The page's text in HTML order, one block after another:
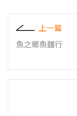
上一篇
魚之鄉魚麵行